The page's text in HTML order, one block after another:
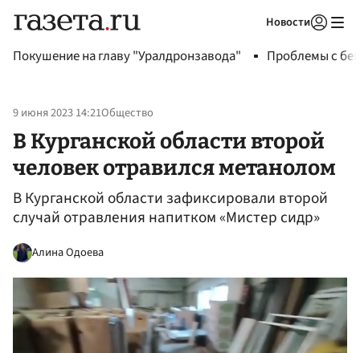
Новости
Покушение на главу "Уралдронзавода" Проблемы с
9 июня 2023 14:21Общество
В Курганской области второй
человек отравился метанолом
В Курганской области зафиксировали второй
случай отравления напитком «Мистер сидр»
Алина Одоева